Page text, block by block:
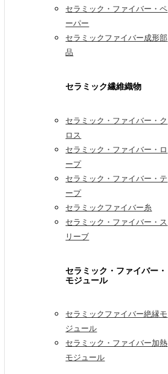
セラミック・ファイバー・ペ
ーパー
セラミックファイバー成形部
品
セラミック繊維織物
セラミック・ファイバー・ク
ロス
セラミック・ファイバー・ロ
ープ
セラミック・ファイバー・テ
ープ
セラミックファイバー糸
セラミック・ファイバー・ス
リーブ
セラミック・ファイバー・
モジュール
セラミックファイバー絶縁モ
ジュール
セラミック・ファイバー加熱
モジュール